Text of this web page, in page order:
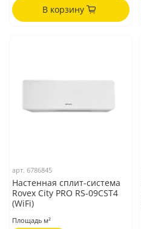
В корзину
арт.6786845
Настенная сплит-система
Rovex City PRO RS-09CST4
(WiFi)
Площадь м²